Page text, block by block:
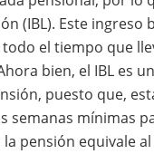
(IBL). Este
el tiempo que
bien, el IBL es
puesto que,
semanas mínimas
la pensión equivale